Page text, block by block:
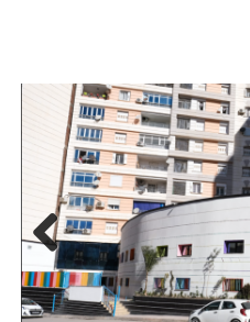
Previ
ous